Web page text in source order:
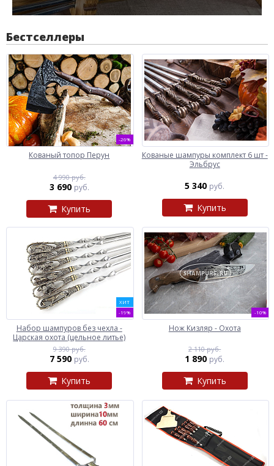
Бестселлеры
-26%
Кованый топор Перун
4 990 руб.
3 690 руб.
Купить
Кованые шампуры комплект 6 шт -
Эльбрус
5 340 руб.
Купить
ХИТ
-19%
Набор шампуров без чехла -
Царская охота (цельное литье)
9 390 руб.
7 590 руб.
Купить
-10%
Нож Кизляр - Охота
2 110 руб.
1 890 руб.
Купить